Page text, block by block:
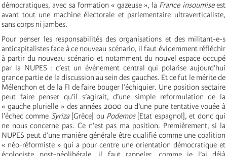
démocratiques, avec sa formation « gazeuse », la France insoumiseest
avant tout une machine électorale et parlementaire ultraverticaliste,
sans corps ni jambes.
Pour penser les responsabilités des organisations et des militant-e-s
anticapitalistes face à ce nouveau scénario, il faut évidemment réfléchir
à partir du nouveau scénario et notamment du nouvel espace occupé
par la NUPES : c’est un événement central qui polarise aujourd’hui
grande partie de la discussion au sein des gauches. Et ce fut le mérite de
Mélenchon et de la FI de faire bouger l’échiquier. Une position sectaire
peut faire penser qu’il s’agirait, d’une simple reformulation de la
« gauche plurielle » des années 2000 ou d’une pure tentative vouée à
l’échec comme Syriza[Grèce] ou Podemos [Etat espagnol], et donc qui
ne nous concerne pas. Ce n’est pas ma position. Premièrement, si la
NUPES peut d’une manière générale être qualifié comme une coalition
« néo-réformiste » qui a pour centre une orientation démocratique et